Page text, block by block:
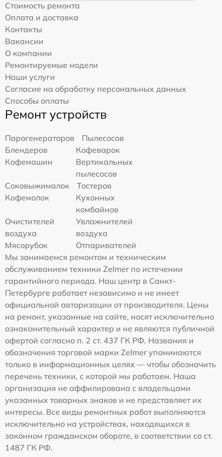
Стоимость ремонта
Оплата и доставка
Контакты
Вакансии
О компании
Ремонтируемые модели
Наши услуги
Согласие на обработку персональных данных
Способы оплаты
Ремонт устройств
Парогенераторов
Пылесосов
Блендеров
Кофеварок
Кофемашин
Вертикальных
пылесосов
Соковыжималок
Тостеров
Кофемолок
Кухонных
комбайнов
Очистителей
воздуха
Увлажнителей
воздуха
Мясорубок
Отпаривателей
Мы занимаемся ремонтом и техническим
обслуживанием техники Zelmer по истечении
гарантийного периода. Наш центр в Санкт-
Петербурге работает независимо и не имеет
официальной авторизации от производителя. Цены
на ремонт, указанные на сайте, носят исключительно
ознакомительный характер и не являются публичной
офертой согласно п. 2 ст. 437 ГК РФ. Названия и
обозначения торговой марки Zelmer упоминаются
только в информационных целях — чтобы обозначить
перечень техники, с которой мы работаем. Наша
организация не аффилирована с владельцами
указанных товарных знаков и не представляет их
интересы. Все виды ремонтных работ выполняются
исключительно на устройствах, находящихся в
законном гражданском обороте, в соответствии со ст.
1487 ГК РФ.